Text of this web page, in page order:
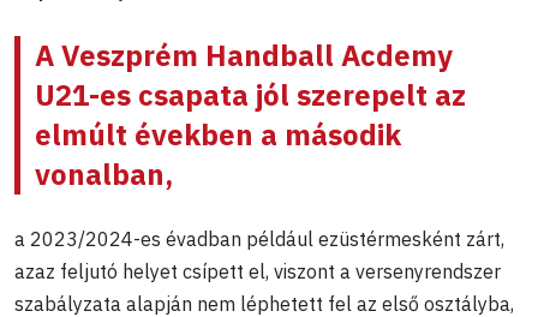
A Veszprém Handball Acdemy
U21-es csapata jól szerepelt az
elmúlt években a második
vonalban,
a 2023/2024-es évadban például ezüstérmesként zárt,
azaz feljutó helyet csípett el, viszont a versenyrendszer
szabályzata alapján nem léphetett fel az első osztályba,